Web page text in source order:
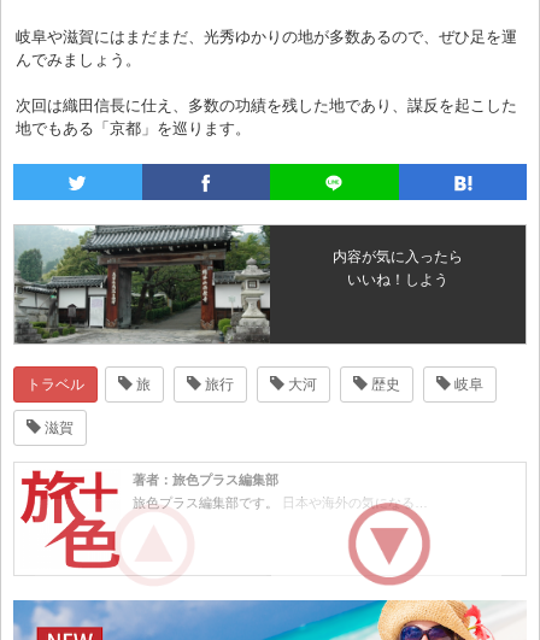
岐阜や滋賀にはまだまだ、光秀ゆかりの地が多数あるので、ぜひ足を運
んでみましょう。
次回は織田信長に仕え、多数の功績を残した地であり、謀反を起こした
地でもある「京都」を巡ります。
内容が気に入ったら
いいね！しよう
トラベル 旅 旅行 大河 歴史 岐阜
滋賀
著者：旅色プラス編集部
旅色プラス編集部です。 日本や海外の気になる…